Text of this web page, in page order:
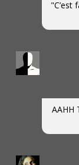
"C’est
AAHH